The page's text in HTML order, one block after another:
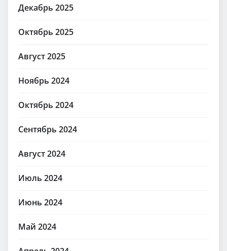
Декабрь 2025
Октябрь 2025
Август 2025
Ноябрь 2024
Октябрь 2024
Сентябрь 2024
Август 2024
Июль 2024
Июнь 2024
Май 2024